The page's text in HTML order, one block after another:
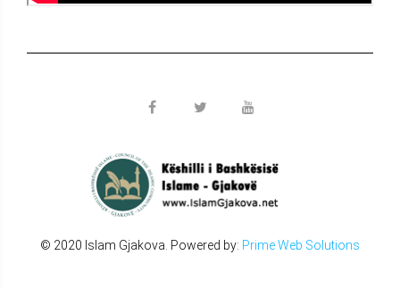
© 2020 Islam Gjakova. Powered by: Prime Web Solutions